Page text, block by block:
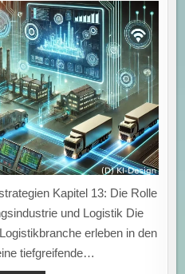
Kapitel 13: Die Rolle
und Logistik Die
erleben in den
tiefgreifende…